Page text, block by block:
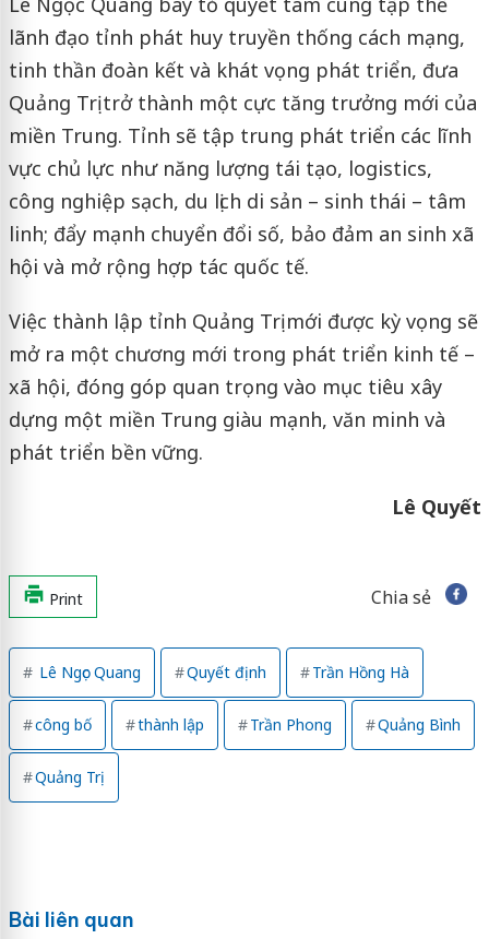
lãnh đạo tỉnh phát huy truyền thống cách mạng,
tinh thần đoàn kết và khát vọng phát triển, đưa
Quảng Trị trở thành một cực tăng trưởng mới của
miền Trung. Tỉnh sẽ tập trung phát triển các lĩnh
vực chủ lực như năng lượng tái tạo, logistics,
công nghiệp sạch, du lịch di sản – sinh thái – tâm
linh; đẩy mạnh chuyển đổi số, bảo đảm an sinh xã
hội và mở rộng hợp tác quốc tế.
Việc thành lập tỉnh Quảng Trị mới được kỳ vọng sẽ
mở ra một chương mới trong phát triển kinh tế –
xã hội, đóng góp quan trọng vào mục tiêu xây
dựng một miền Trung giàu mạnh, văn minh và
phát triển bền vững.
Lê Quyết
Print Chia sẻ
Lê Ngọc Quang Quyết định Trần Hồng Hà
công bố thành lập Trần Phong Quảng Bình
Quảng Trị
Bài liên quan